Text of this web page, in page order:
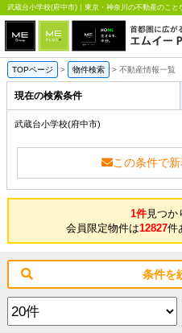
武蔵台小学校(府中市)｜東京・神奈川の不動産のこと
TOPページ > 物件検索 > 不動産情報一覧
現在の検索条件
武蔵台小学校(府中市)
この条件で
1件見つか
会員限定物件は12827件
条件を